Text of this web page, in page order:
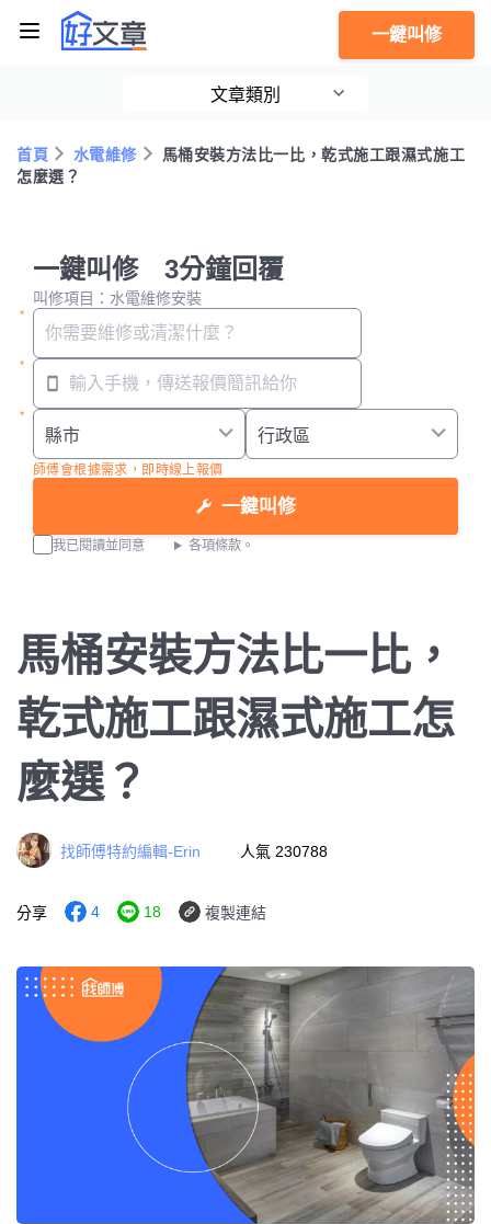
一鍵叫修
文章類別
首頁 水電維修
馬桶安裝方法比一比，乾式施工跟濕式施工
怎麼選？
一鍵叫修 3分鐘回覆
叫修項目：水電維修安裝
師傅會根據需求，即時線上報價
一鍵叫修
我已閱讀並同意 各項條款。
馬桶安裝方法比一比，
乾式施工跟濕式施工怎
麼選？
找師傅特約編輯-Erin 人氣 230788
分享 4 18 複製連結